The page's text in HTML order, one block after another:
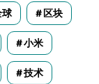
球 区块
小米
技术